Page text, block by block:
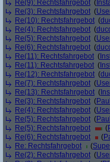
Re(9): Rechtsfahrgebot (
Re(3): Rechtsfahrgebot (
Re(10): Rechtsfahrgebot (
Re(4): Rechtsfahrgebot (
Re(5): Rechtsfahrgebot (
Re(6): Rechtsfahrgebot (
Re(11): Rechtsfahrgebot (
Re(11): Rechtsfahrgebot (
Re(12): Rechtsfahrgebot (
Re(7): Rechtsfahrgebot (
Re(13): Rechtsfahrgebot (
Re(3): Rechtsfahrgebot (
Re(4): Rechtsfahrgebot (
Re(5): Rechtsfahrgebot (
Re(5): Rechtsfahrgebot
(
Re(6): Rechtsfahrgebot
(
Re: Rechtsfahrgebot
(
Re(2): Rechtsfahrgebot (